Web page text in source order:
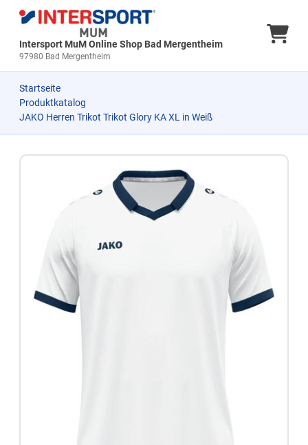
Intersport MuM Online Shop Bad Mergentheim
97980 Bad Mergentheim
Startseite
Produktkatalog
JAKO Herren Trikot Trikot Glory KA XL in Weiß